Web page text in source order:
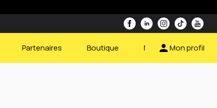
Partenaires Boutique Nous contacter
personMon profil